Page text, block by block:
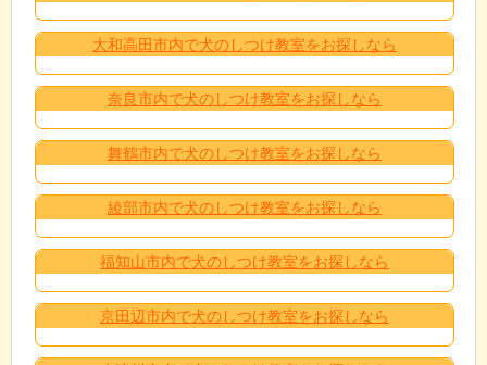
大和高田市内で犬のしつけ教室をお探しなら
奈良市内で犬のしつけ教室をお探しなら
舞鶴市内で犬のしつけ教室をお探しなら
綾部市内で犬のしつけ教室をお探しなら
福知山市内で犬のしつけ教室をお探しなら
京田辺市内で犬のしつけ教室をお探しなら